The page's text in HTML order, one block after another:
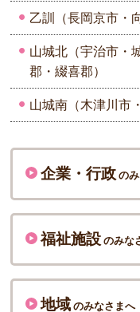
乙訓（長岡京市・
山城北（宇治市・
郡・綴喜郡）
山城南（木津川市
企業・行政の
福祉施設のみな
地域のみなさまへ